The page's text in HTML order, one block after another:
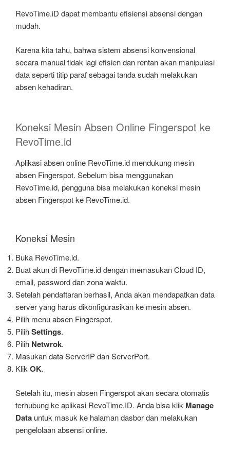
RevoTime.iD dapat membantu efisiensi absensi dengan
mudah.
Karena kita tahu, bahwa sistem absensi konvensional
secara manual tidak lagi efisien dan rentan akan manipulasi
data seperti titip paraf sebagai tanda sudah melakukan
absen kehadiran.
Koneksi Mesin Absen Online Fingerspot ke
RevoTime.id
Aplikasi absen online RevoTime.id mendukung mesin
absen Fingerspot. Sebelum bisa menggunakan
RevoTime.id, pengguna bisa melakukan koneksi mesin
absen Fingerspot ke RevoTime.id.
Koneksi Mesin
Buka RevoTime.id.
Buat akun di RevoTime.id dengan memasukan Cloud ID,
email, password dan zona waktu.
Setelah pendaftaran berhasil, Anda akan mendapatkan data
server yang harus dikonfigurasikan ke mesin absen.
Pilih menu absen Fingerspot.
PilihSettings.
Pilih Netwrok.
Masukan data ServerIP dan ServerPort.
KlikOK.
Setelah itu, mesin absen Fingerspot akan secara otomatis
terhubung ke aplikasi RevoTime.ID. Anda bisa klik Manage
Data untuk masuk ke halaman dasbor dan melakukan
pengelolaan absensi online.